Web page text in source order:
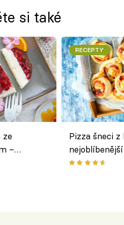
si také
ze
–
RECEPTY
Pizza šneci